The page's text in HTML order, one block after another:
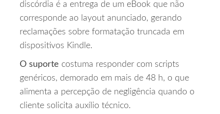
discórdia é a entrega de um eBook que não
corresponde ao layout anunciado, gerando
reclamações sobre formatação truncada em
dispositivos Kindle.
O suporte costuma responder com scripts
genéricos, demorado em mais de 48 h, o que
alimenta a percepção de negligência quando o
cliente solicita auxílio técnico.